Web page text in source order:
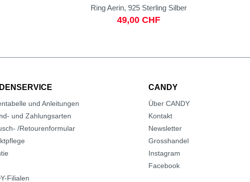
Ring Aerin, 925 Sterling Silber
49,00 CHF
und Anleitungen
und Zahlungsarten
/Retourenformular
Filialen
CANDY
Über CANDY
Kontakt
Newsletter
Grosshandel
Instagram
Facebook